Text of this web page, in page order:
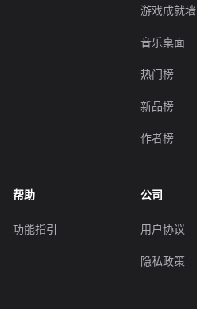
游戏成就墙
音乐桌面
热门榜
新品榜
作者榜
帮助
功能指引
公司
用户协议
隐私政策